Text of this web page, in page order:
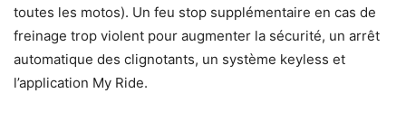
toutes les motos). Un feu stop supplémentaire en cas de
freinage trop violent pour augmenter la sécurité, un arrêt
automatique des clignotants, un système keyless et
l’application My Ride.